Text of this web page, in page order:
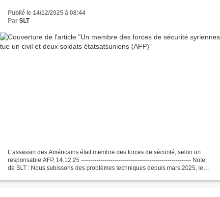
Publié le 14/12/2025 à 08:44
Par SLT
L'assassin des Américains était membre des forces de sécurité, selon un
responsable AFP, 14.12.25 -------------------------------------------------------- Note
de SLT : Nous subissons des problèmes techniques depuis mars 2025, le